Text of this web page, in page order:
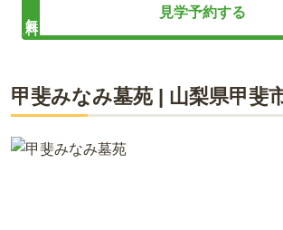
山梨県南アルプス市の由緒ある「成妙寺」に
墓と樹木葬「松濤」が誕生しました。お子さ
見学予約する
甲斐みなみ墓苑 | 山梨県甲斐